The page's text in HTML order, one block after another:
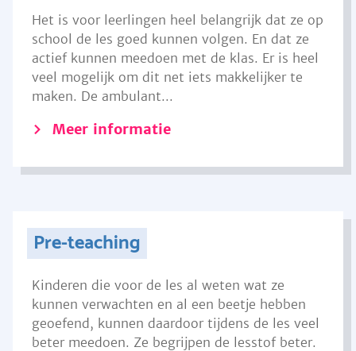
Het is voor leerlingen heel belangrijk dat ze op
school de les goed kunnen volgen. En dat ze
actief kunnen meedoen met de klas. Er is heel
veel mogelijk om dit net iets makkelijker te
maken. De ambulant...
Meer informatie
Pre-teaching
Kinderen die voor de les al weten wat ze
kunnen verwachten en al een beetje hebben
geoefend, kunnen daardoor tijdens de les veel
beter meedoen. Ze begrijpen de lesstof beter.